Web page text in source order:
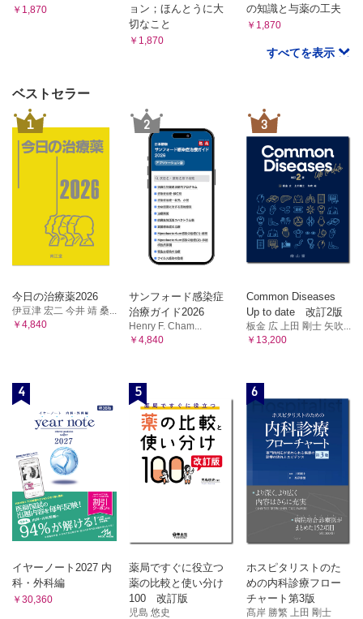
￥1,870
ョン；ほんとうに大
切なこと
￥1,870
の知識と与薬の工夫
￥1,870
すべてを表示
ベストセラー
1
今日の治療薬2026
伊豆津 宏二 今井 靖 桑...
￥4,840
2
サンフォード感染症
治療ガイド2026
Henry F. Cham...
￥4,840
3
Common Diseases
Up to date 改訂2版
板金 広 上田 剛士 矢吹...
￥13,200
4
イヤーノート2027 内
科・外科編
￥30,360
5
薬局ですぐに役立つ
薬の比較と使い分け
100 改訂版
児島 悠史
6
ホスピタリストのた
めの内科診療フロー
チャート第3版
髙岸 勝繁 上田 剛士